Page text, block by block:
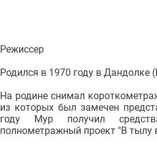
Режиссер
Родился в 1970 году в Дандолке
На родине снимал
из которых был замечен
году Мур получил
полнометражный проект "В тылу